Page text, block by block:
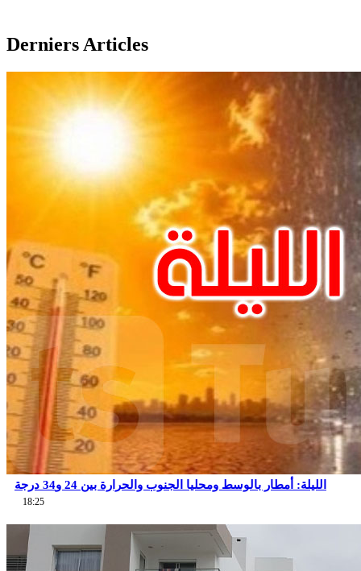
Derniers Articles
الليلة: أمطار بالوسط ومحليا الجنوب والحرارة بين 24 و34 درجة
18:25